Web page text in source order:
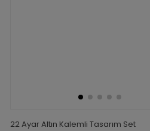
22 Ayar Altın Kalemli Tasarım Set